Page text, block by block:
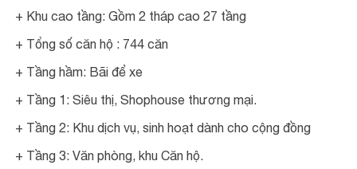
+ Khu cao tầng: Gồm 2 tháp cao 27 tầng
+ Tổng số căn hộ : 744 căn
+ Tầng hầm: Bãi để xe
+ Tầng 1: Siêu thị, Shophouse thương mại.
+ Tầng 2: Khu dịch vụ, sinh hoạt dành cho cộng đồng
+ Tầng 3: Văn phòng, khu Căn hộ.